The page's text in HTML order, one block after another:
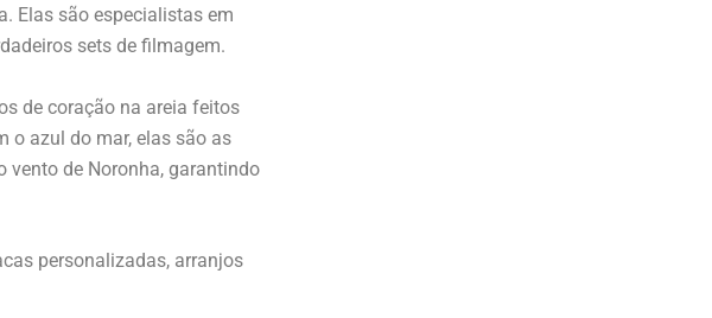
Elas são especialistas em
sets de filmagem.
de coração na areia feitos
o azul do mar, elas são as
vento de Noronha, garantindo
personalizadas, arranjos